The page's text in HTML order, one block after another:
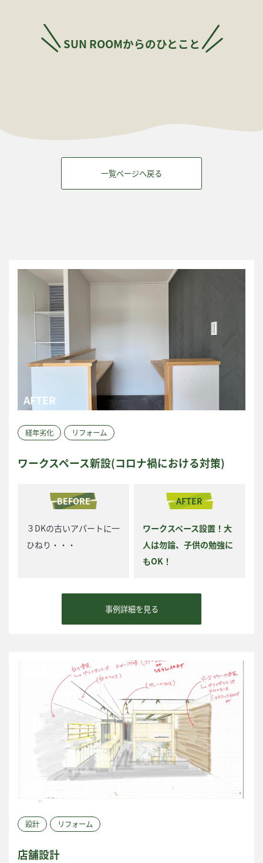
SUN ROOMからのひとこと
一覧ページへ戻る
経年劣化 リフォーム
ワークスペース新設(コロナ禍における対策)
BEFORE
３DKの古いアパートに一
ひねり・・・
AFTER
ワークスペース設置！大
人は勿論、子供の勉強に
もOK！
事例詳細を見る
設計 リフォーム
店舗設計